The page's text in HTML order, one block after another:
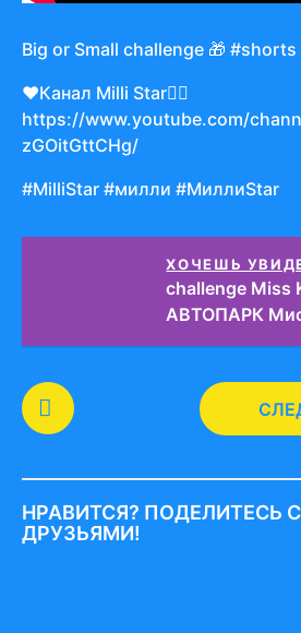
Big or Small challenge 🎁
❤️Канал Milli Star👇🏻
https://www.youtube.com/
zGOitGttCHg/
#MilliStar #милли #МиллиStar
ХОЧЕШЬ
challenge Miss
АВТОПАРК
P
o
t
P
a
НРАВИТСЯ? ПОДЕЛИТЕСЬ
ДРУЗЬЯМИ!